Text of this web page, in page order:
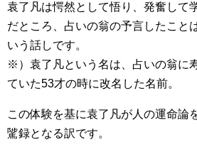
袁了凡は愕然として悟り、発奮して
だところ、占いの翁の予言したこと
いう話しです。
※）袁了凡という名は、占いの翁に
ていた53才の時に改名した名前。
この体験を基に袁了凡が人の運命論
騭録となる訳です。